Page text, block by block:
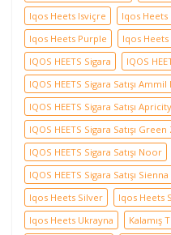
Iqos Heets Isviçre
Iqos Heets
Iqos Heets Purple
Iqos Heets
IQOS HEETS Sigara
IQOS
IQOS HEETS Sigara Satışı
IQOS HEETS Sigara Satışı Apricity
IQOS HEETS Sigara Satışı Green
IQOS HEETS Sigara Satışı Noor
IQOS HEETS Sigara Satışı Sienna
Iqos Heets Silver
Iqos Heets
Iqos Heets Ukrayna
Kalamış